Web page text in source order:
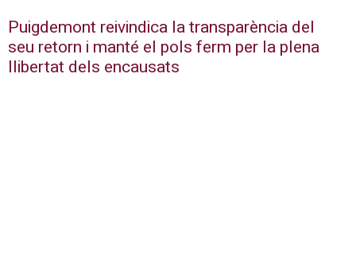
Puigdemont reivindica la transparència del
seu retorn i manté el pols ferm per la plena
llibertat dels encausats